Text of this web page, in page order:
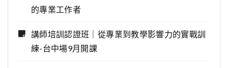
的專業工作者
講師培訓認證班｜從專業到教學影響力的實戰訓
練-台中場9月開課